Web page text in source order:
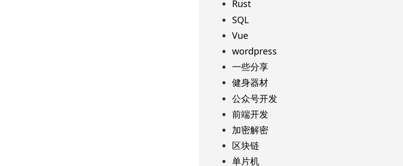
Rust
SQL
Vue
wordpress
一些分享
健身器材
公众号开发
前端开发
加密解密
区块链
单片机